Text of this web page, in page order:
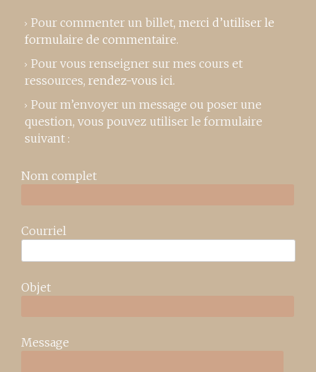
Pour commenter un billet, merci d’utiliser le
formulaire de commentaire.
Pour vous renseigner sur mes cours et
ressources, rendez-vous ici.
Pour m’envoyer un message ou poser une
question, vous pouvez utiliser le formulaire
suivant :
Nom complet
Courriel
Objet
Message